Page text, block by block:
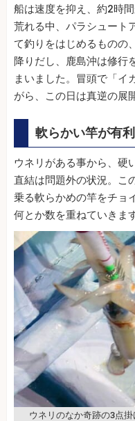
船は速度を抑え、約2時
荒れる中、パラシュート
て釣りをはじめるものの
降りだし、鹿島沖は修行
まいました。冒頭で「イ
がら、この日は真逆の展
軟らかい竿が有利
ウネリがある事から、硬
直結は問題外の状況。こ
乗る軟らかめの竿をチョ
何とか数を重ねていきます
ウネリのなか奇跡の3点掛